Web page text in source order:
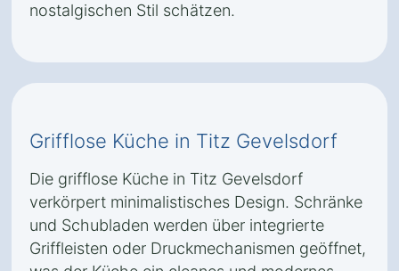
nostalgischen Stil schätzen.
Grifflose Küche in Titz Gevelsdorf
Die grifflose Küche in Titz Gevelsdorf
verkörpert minimalistisches Design. Schränke
und Schubladen werden über integrierte
Griffleisten oder Druckmechanismen geöffnet,